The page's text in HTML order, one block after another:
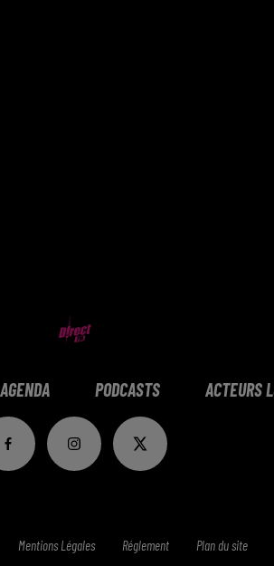
AGENDA PODCASTS ACTEURS
Mentions Légales Réglement Plan du site